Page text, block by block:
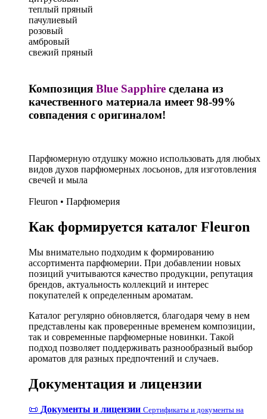
теплый пряный
пачулиевый
розовый
амбровый
свежий пряный
Композиция Blue Sapphire сделана из
качественного материала имеет 98-99%
совпадения с оригиналом!
Парфюмерную отдушку можно использовать для любых
видов духов парфюмерных лосьонов, для изготовления
свечей и мыла
Fleuron • Парфюмерия
Как формируется каталог Fleuron
Мы внимательно подходим к формированию
ассортимента парфюмерии. При добавлении новых
позиций учитываются качество продукции, репутация
брендов, актуальность коллекций и интерес
покупателей к определенным ароматам.
Каталог регулярно обновляется, благодаря чему в нем
представлены как проверенные временем композиции,
так и современные парфюмерные новинки. Такой
подход позволяет поддерживать разнообразный выбор
ароматов для разных предпочтений и случаев.
Документация и лицензии
📜 Документы и лицензии Сертификаты и документы на